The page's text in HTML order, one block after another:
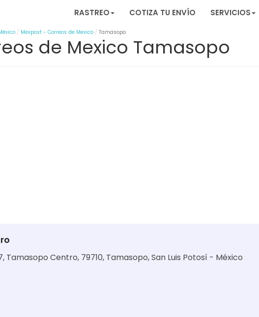
RASTREO COTIZA TU ENVÍO SERVICIOS
Mexpost - Correos de Mexico Tamasopo
de Mexico Tamasopo
Tamasopo Centro, 79710, Tamasopo, San Luis Potosí - México